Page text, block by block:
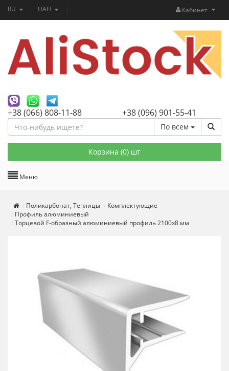
RU UAH Кабинет
+38 (066) 808-11-88 +38 (096) 901-55-41
По всем
Корзина (0) шт
Меню
Поликарбонат, Теплицы
Комплектующие
Профиль алюминиевый
Торцевой F-образный алюминиевый профиль 2100х8 мм